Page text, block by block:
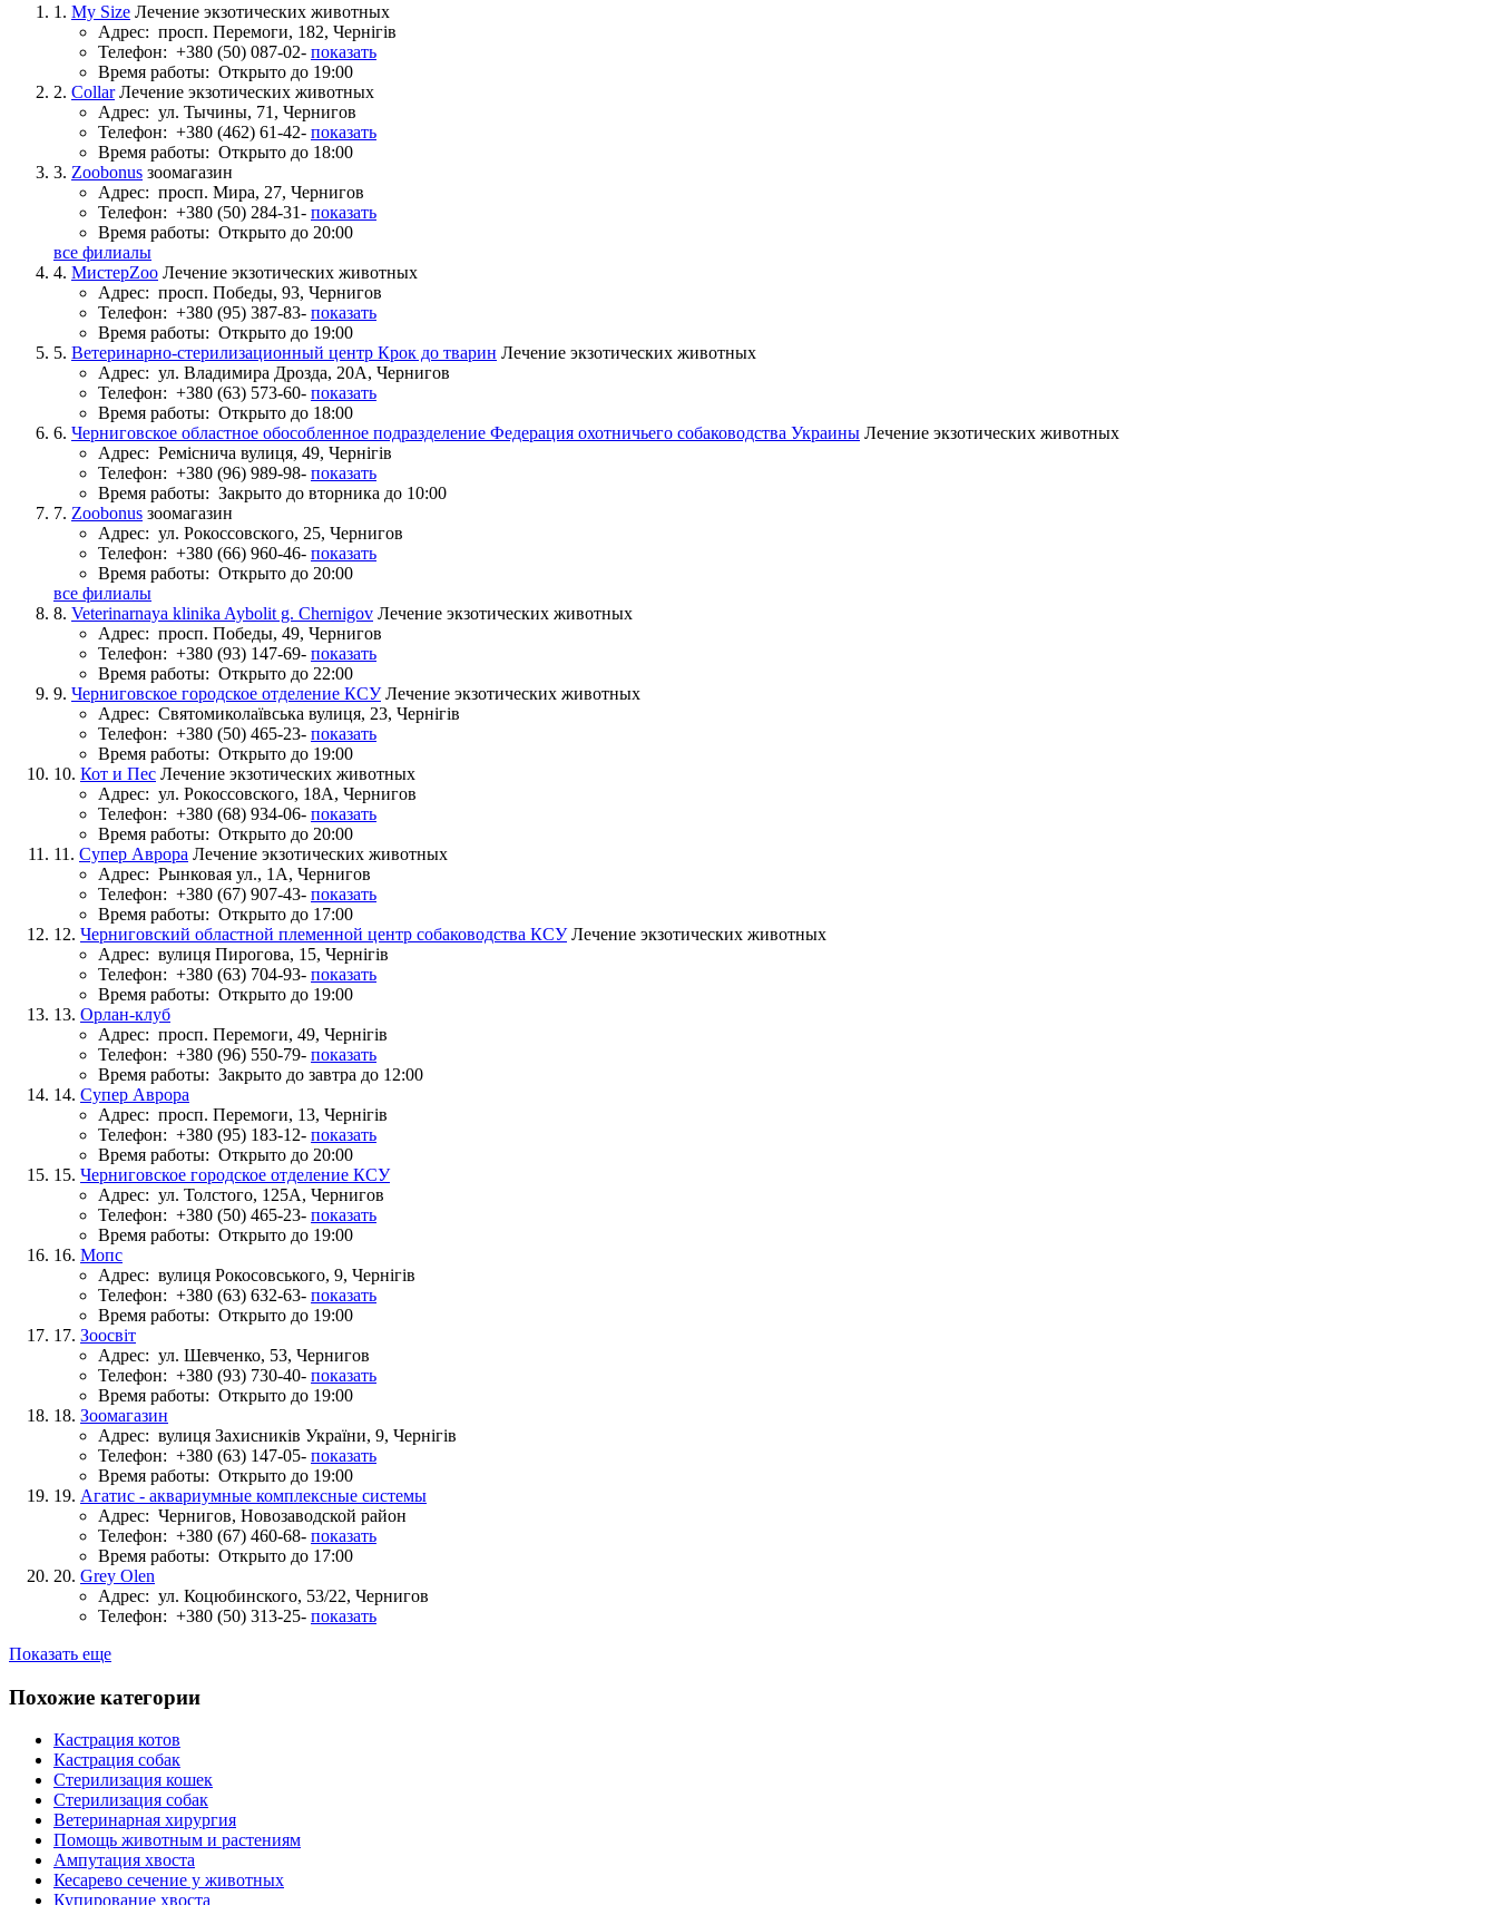
1. My Size Лечение экзотических животных
Адрес: просп. Перемоги, 182, Чернігів
Телефон: +380 (50) 087-02- показать
Время работы: Открыто до 19:00
2. Collar Лечение экзотических животных
Адрес: ул. Тычины, 71, Чернигов
Телефон: +380 (462) 61-42- показать
Время работы: Открыто до 18:00
3. Zoobonus зоомагазин
Адрес: просп. Мира, 27, Чернигов
Телефон: +380 (50) 284-31- показать
Время работы: Открыто до 20:00
все филиалы
4. МистерZoo Лечение экзотических животных
Адрес: просп. Победы, 93, Чернигов
Телефон: +380 (95) 387-83- показать
Время работы: Открыто до 19:00
5. Ветеринарно-стерилизационный центр Крок до тварин Лечение экзотических животных
Адрес: ул. Владимира Дрозда, 20А, Чернигов
Телефон: +380 (63) 573-60- показать
Время работы: Открыто до 18:00
6. Черниговское областное обособленное подразделение Федерация охотничьего собаководства Украины Лечение экзотических животных
Адрес: Реміснича вулиця, 49, Чернігів
Телефон: +380 (96) 989-98- показать
Время работы: Закрыто до вторника до 10:00
7. Zoobonus зоомагазин
Адрес: ул. Рокоссовского, 25, Чернигов
Телефон: +380 (66) 960-46- показать
Время работы: Открыто до 20:00
все филиалы
8. Veterinarnaya klinika Aybolit g. Chernigov Лечение экзотических животных
Адрес: просп. Победы, 49, Чернигов
Телефон: +380 (93) 147-69- показать
Время работы: Открыто до 22:00
9. Черниговское городское отделение КСУ Лечение экзотических животных
Адрес: Святомиколаївська вулиця, 23, Чернігів
Телефон: +380 (50) 465-23- показать
Время работы: Открыто до 19:00
10. Кот и Пес Лечение экзотических животных
Адрес: ул. Рокоссовского, 18А, Чернигов
Телефон: +380 (68) 934-06- показать
Время работы: Открыто до 20:00
11. Супер Аврора Лечение экзотических животных
Адрес: Рынковая ул., 1А, Чернигов
Телефон: +380 (67) 907-43- показать
Время работы: Открыто до 17:00
12. Черниговский областной племенной центр собаководства КСУ Лечение экзотических животных
Адрес: вулиця Пирогова, 15, Чернігів
Телефон: +380 (63) 704-93- показать
Время работы: Открыто до 19:00
13. Орлан-клуб
Адрес: просп. Перемоги, 49, Чернігів
Телефон: +380 (96) 550-79- показать
Время работы: Закрыто до завтра до 12:00
14. Супер Аврора
Адрес: просп. Перемоги, 13, Чернігів
Телефон: +380 (95) 183-12- показать
Время работы: Открыто до 20:00
15. Черниговское городское отделение КСУ
Адрес: ул. Толстого, 125А, Чернигов
Телефон: +380 (50) 465-23- показать
Время работы: Открыто до 19:00
16. Мопс
Адрес: вулиця Рокосовського, 9, Чернігів
Телефон: +380 (63) 632-63- показать
Время работы: Открыто до 19:00
17. Зоосвіт
Адрес: ул. Шевченко, 53, Чернигов
Телефон: +380 (93) 730-40- показать
Время работы: Открыто до 19:00
18. Зоомагазин
Адрес: вулиця Захисників України, 9, Чернігів
Телефон: +380 (63) 147-05- показать
Время работы: Открыто до 19:00
19. Агатис - аквариумные комплексные системы
Адрес: Чернигов, Новозаводской район
Телефон: +380 (67) 460-68- показать
Время работы: Открыто до 17:00
20. Grey Olen
Адрес: ул. Коцюбинского, 53/22, Чернигов
Телефон: +380 (50) 313-25- показать
Показать еще
Похожие категории
Кастрация котов
Кастрация собак
Стерилизация кошек
Стерилизация собак
Ветеринарная хирургия
Помощь животным и растениям
Ампутация хвоста
Кесарево сечение у животных
Купирование хвоста